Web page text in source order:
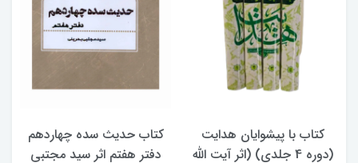
هدایت
(اثر آیت الله
کتاب حدیث سده چهاردهم
دفتر هفتم اثر سید مجتبی
کتاب آفاق
الامامه (2 جلدی)